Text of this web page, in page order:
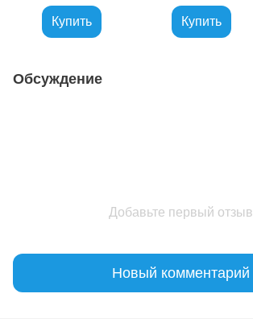
Купить Купить
Обсуждение
Добавьте первый отзыв
Новый комментарий